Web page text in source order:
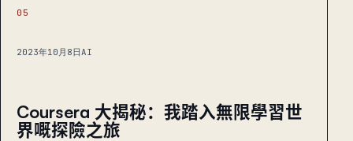
05
2023年10月8日AI
Coursera 大揭秘：我踏入無限學習世
界嘅探險之旅